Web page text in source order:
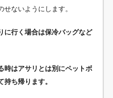
ないようにします。
に行く場合は保冷バッグなど
時はアサリとは別にペットボ
持ち帰ります。